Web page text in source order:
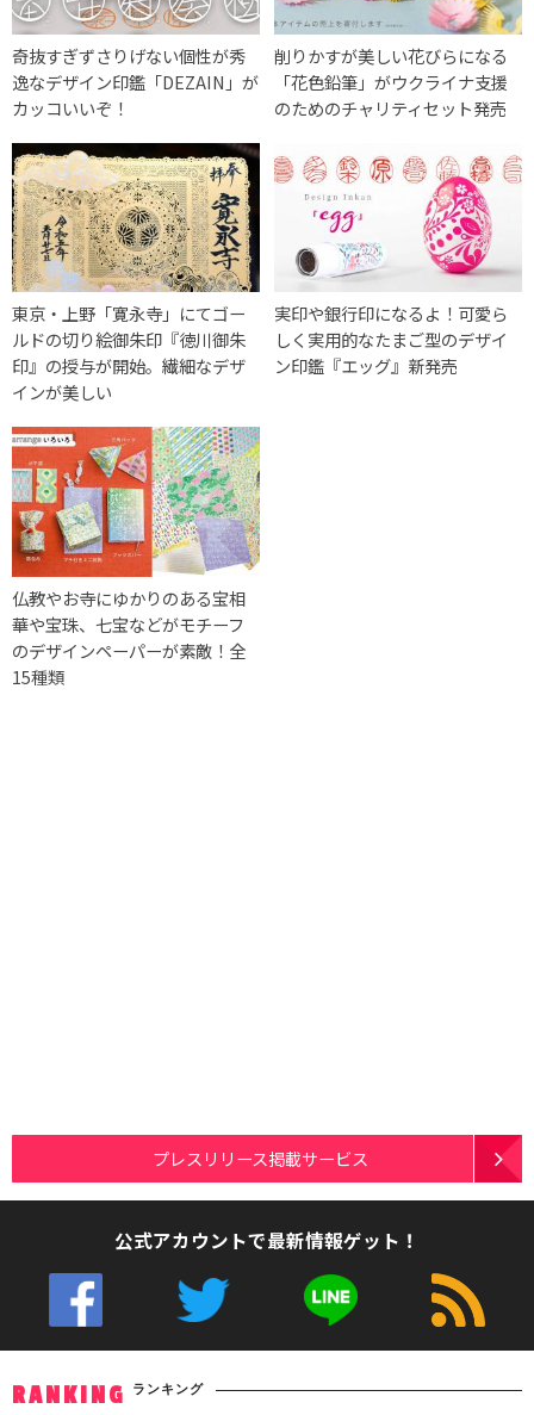
奇抜すぎずさりげない個性が秀
逸なデザイン印鑑「DEZAIN」が
カッコいいぞ！
削りかすが美しい花びらになる
「花色鉛筆」がウクライナ支援
のためのチャリティセット発売
東京・上野「寛永寺」にてゴー
ルドの切り絵御朱印『徳川御朱
印』の授与が開始。繊細なデザ
インが美しい
実印や銀行印になるよ！可愛ら
しく実用的なたまご型のデザイ
ン印鑑『エッグ』新発売
仏教やお寺にゆかりのある宝相
華や宝珠、七宝などがモチーフ
のデザインペーパーが素敵！全
15種類
プレスリリース掲載サービス
公式アカウントで最新情報ゲット！
RANKING ランキング